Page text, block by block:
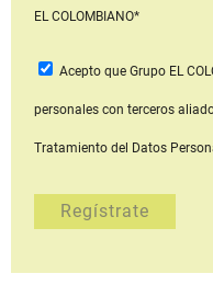
EL COLOMBIANO*
Acepto que Grupo EL
personales con terceros
Tratamiento del Datos